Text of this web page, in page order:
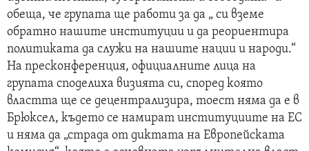
обеща, че групата ще работи за да „ си вземе
обратно нашите институции и да реориентира
политиката да служи на нашите нации и народи.“
На пресконференция, официалните лица на
групата споделиха визията си, според която
властта ще се децентрализира, тоест няма да е в
Брюксел, където се намират институциите на ЕС
и няма да „страда от диктата на Европейската